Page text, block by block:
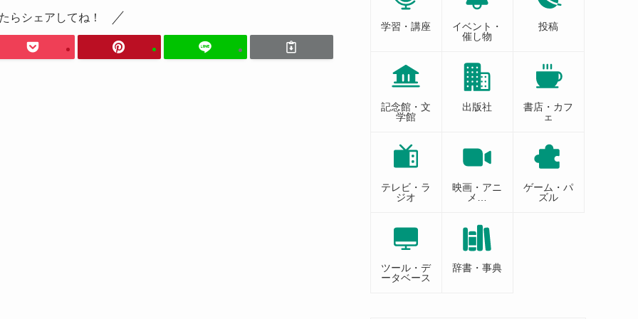
らシェアしてね！
学習・講座
イベント・
催し物
投稿
記念館・文
学館
出版社
書店・カフ
ェ
テレビ・ラ
ジオ
映画・アニ
メ…
ゲーム・パ
ズル
ツール・デ
ータベース
辞書・事典